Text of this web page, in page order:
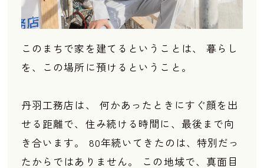
このまちで家を建てるということは、 暮らし
を、この場所に預けるということ。
丹羽工務店は、 何かあったときにすぐ顔を出
せる距離で、住み続ける時間に、最後まで向
き合います。 80年続いてきたのは、特別だっ
たからではありません。 この地域で、真面目